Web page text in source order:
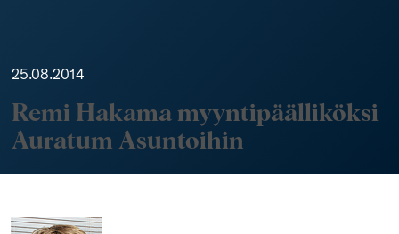
25.08.2014
Remi Hakama myyntipäälliköksi
Auratum Asuntoihin